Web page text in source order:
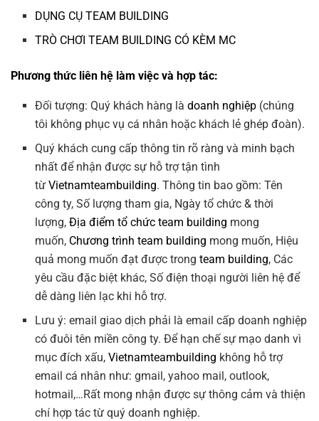
DỤNG CỤ TEAM BUILDING
TRÒ CHƠI TEAM BUILDING CÓ KÈM MC
Phương thức liên hệ làm việc và hợp tác:
Đối tượng: Quý khách hàng làdoanh nghiệp (chúng
tôi không phục vụ cá nhân hoặc khách lẻ ghép đoàn).
Quý khách cung cấp thông tin rõ ràng và minh bạch
nhất để nhận được sự hỗ trợ tận tình
từVietnamteambuilding. Thông tin bao gồm: Tên
công ty, Số lượng tham gia, Ngày tổ chức & thời
lượng,Địa điểm tổ chức team building mong
muốn, Chương trình team building mong muốn, Hiệu
quả mong muốn đạt được trongteam building, Các
yêu cầu đặc biệt khác, Số điện thoại người liên hệ để
dễ dàng liên lạc khi hỗ trợ.
Lưu ý: email giao dịch phải là email cấp doanh nghiệp
có đuôi tên miền công ty. Để hạn chế sự mạo danh vì
mục đích xấu,Vietnamteambuilding không hỗ trợ
email cá nhân như: gmail, yahoo mail, outlook,
hotmail,…Rất mong nhận được sự thông cảm và thiện
chí hợp tác từ quý doanh nghiệp.